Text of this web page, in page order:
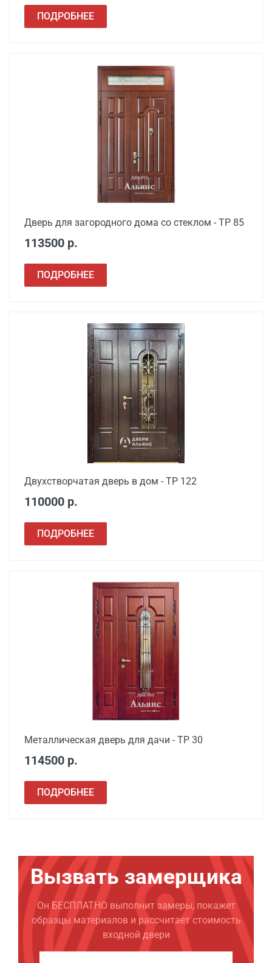
ПОДРОБНЕЕ
Дверь для загородного дома со стеклом - ТР 85
113500 р.
ПОДРОБНЕЕ
Двухстворчатая дверь в дом - ТР 122
110000 р.
ПОДРОБНЕЕ
Металлическая дверь для дачи - ТР 30
114500 р.
ПОДРОБНЕЕ
Вызвать замерщика
Он БЕСПЛАТНО выполнит замеры, покажет
образцы материалов и рассчитает стоимость
входной двери